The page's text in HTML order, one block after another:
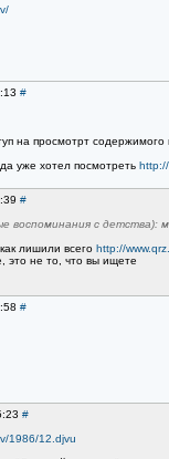
#
на просмотрт содержимого
уже хотел посмотреть
#
воспоминания с
лишили всего http://
это не то, что вы ищете
#
#
1986/12.djvu